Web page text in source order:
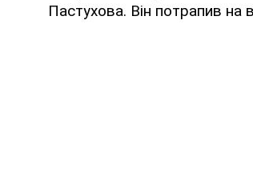
Пастухова. Він потрапив на